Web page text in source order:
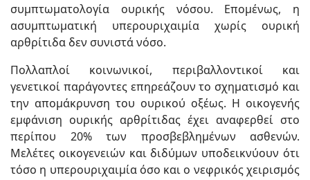
συμπτωματολογία ουρικής νόσου. Επομένως, η
ασυμπτωματική υπερουριχαιμία χωρίς ουρική
αρθρίτιδα δεν συνιστά νόσο.
Πολλαπλοί κοινωνικοί, περιβαλλοντικοί και
γενετικοί παράγοντες επηρεάζουν το σχηματισμό και
την απομάκρυνση του ουρικού οξέως. Η οικογενής
εμφάνιση ουρικής αρθρίτιδας έχει αναφερθεί στο
περίπου 20% των προσβεβλημένων ασθενών.
Μελέτες οικογενειών και διδύμων υποδεικνύουν ότι
τόσο η υπερουριχαιμία όσο και ο νεφρικός χειρισμός